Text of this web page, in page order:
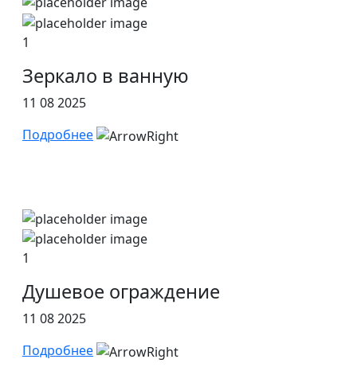
1
Зеркало в ванную
11 08 2025
Подробнее
1
Душевое ограждение
11 08 2025
Подробнее